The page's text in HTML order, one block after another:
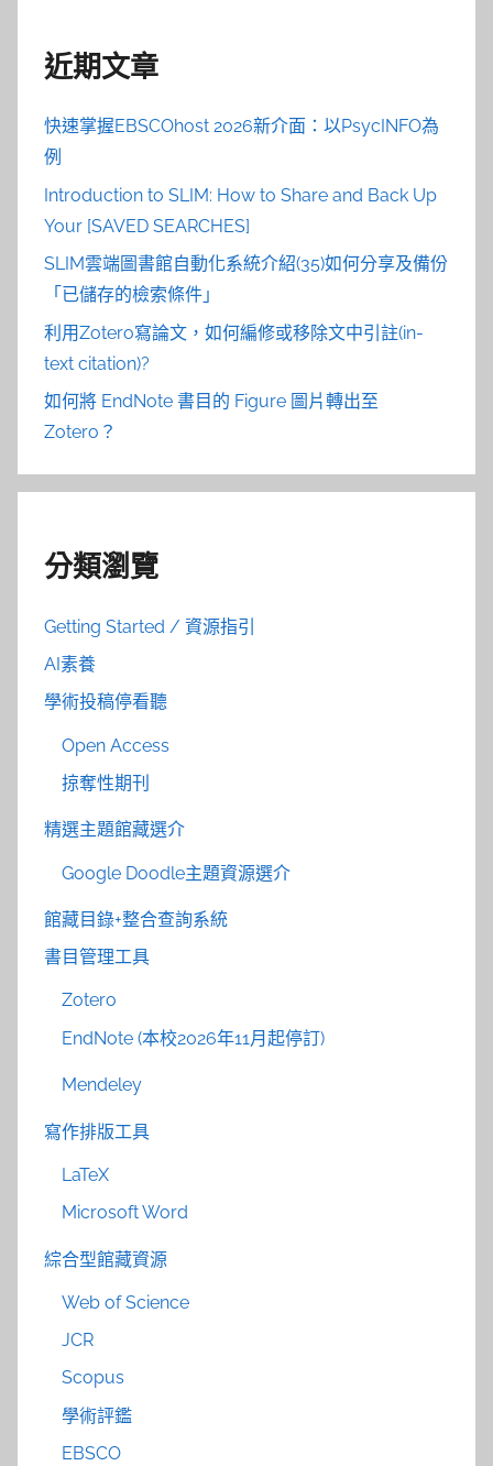
近期文章
快速掌握EBSCOhost 2026新介面：以PsycINFO為
例
Introduction to SLIM: How to Share and Back Up
Your [SAVED SEARCHES]
SLIM雲端圖書館自動化系統介紹(35)如何分享及備份
「已儲存的檢索條件」
利用Zotero寫論文，如何編修或移除文中引註(in-
text citation)?
如何將 EndNote 書目的 Figure 圖片轉出至
Zotero？
分類瀏覽
Getting Started / 資源指引
AI素養
學術投稿停看聽
Open Access
掠奪性期刊
精選主題館藏選介
Google Doodle主題資源選介
館藏目錄+整合查詢系統
書目管理工具
Zotero
EndNote (本校2026年11月起停訂)
Mendeley
寫作排版工具
LaTeX
Microsoft Word
綜合型館藏資源
Web of Science
JCR
Scopus
學術評鑑
EBSCO